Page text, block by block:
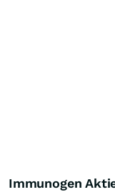
Immunogen